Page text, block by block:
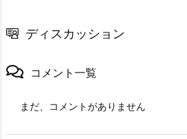
ディスカッション
コメント一覧
まだ、コメントがありません